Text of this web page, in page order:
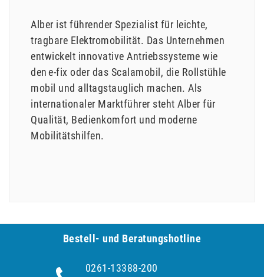
Alber ist führender Spezialist für leichte,
tragbare Elektromobilität. Das Unternehmen
entwickelt innovative Antriebssysteme wie
den e-fix oder das Scalamobil, die Rollstühle
mobil und alltagstauglich machen. Als
internationaler Marktführer steht Alber für
Qualität, Bedienkomfort und moderne
Mobilitätshilfen.
Bestell- und Be­ra­tungs­hot­line
0261-13388-200